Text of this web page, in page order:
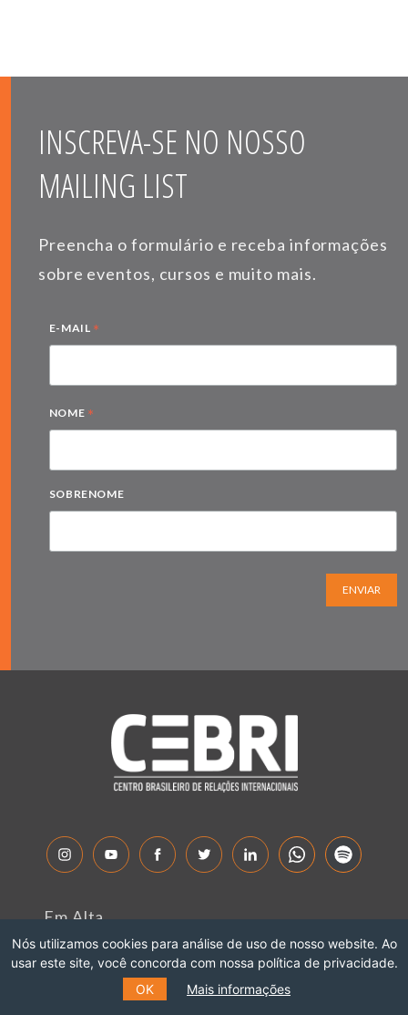
INSCREVA-SE NO NOSSO
MAILING LIST
Preencha o formulário e receba informações
sobre eventos, cursos e muito mais.
E-MAIL *
NOME *
SOBRENOME
ENVIAR
Em Alta
Sobre o CEBRI
Especialistas
Fale Conosco
Nós utilizamos cookies para análise de uso de nosso website. Ao
usar este site, você concorda com nossa política de privacidade.
OK
Mais informações